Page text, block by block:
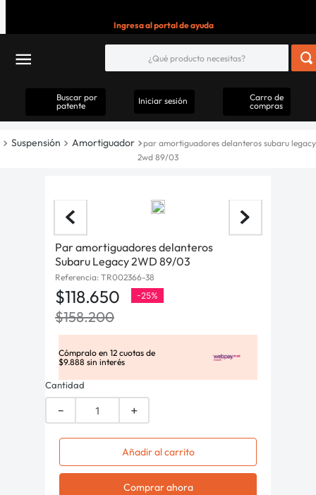
Ingresa al portal de ayuda
Buscar por
patente
Iniciar sesión
Carro de
compras
Suspensión Amortiguador
par amortiguadores delanteros subaru legacy
2wd 89/03
Par amortiguadores delanteros
Subaru Legacy 2WD 89/03
Referencia: TR002366-38
$118.650 -25%
$158.200
Cómpralo en 12 cuotas de
$9.888 sin interés
Cantidad
＋
－
Añadir al carrito
Comprar ahora